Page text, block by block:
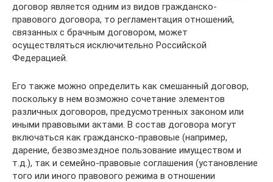
договор является одним из видов гражданско-
правового договора, то регламентация отношений,
связанных с брачным договором, может
осуществляться исключительно Российской
Федерацией.
Его также можно определить как смешанный договор,
поскольку в нем возможно сочетание элементов
различных договоров, предусмотренных законом или
иными правовыми актами. В состав договора могут
включаться как гражданско-правовые (например,
дарение, безвозмездное пользование имуществом и
т.д.), так и семейно-правовые соглашения (установление
того или иного правового режима в отношении